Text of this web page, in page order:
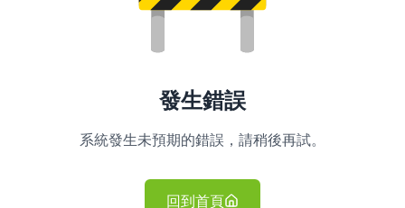
發生錯誤
系統發生未預期的錯誤，請稍後再試。
回到首頁